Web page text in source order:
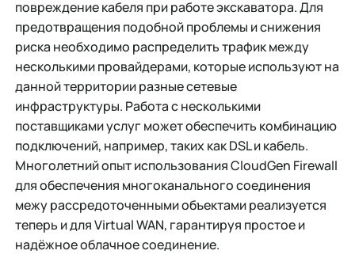
повреждение кабеля при работе экскаватора. Для
предотвращения подобной проблемы и снижения
риска необходимо распределить трафик между
несколькими провайдерами, которые используют на
данной территории разные сетевые
инфраструктуры. Работа с несколькими
поставщиками услуг может обеспечить комбинацию
подключений, например, таких как DSL и кабель.
Многолетний опыт использования CloudGen Firewall
для обеспечения многоканального соединения
межу рассредоточенными объектами реализуется
теперь и для Virtual WAN, гарантируя простое и
надёжное облачное соединение.